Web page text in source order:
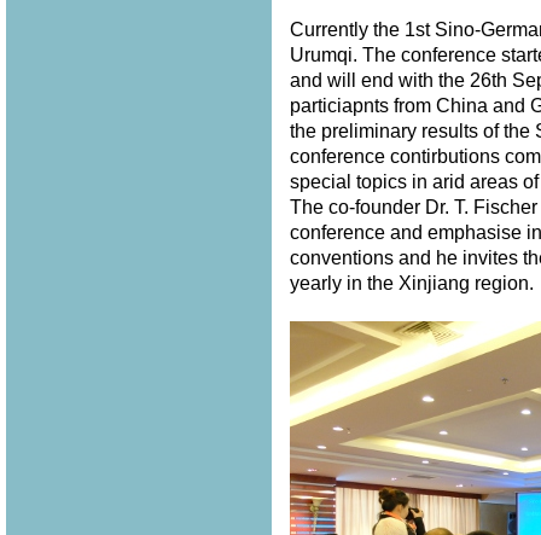
Currently the 1st Sino-
Urumqi. The conference
and will end with the 26th
particiapnts from China and
the preliminary results of the
conference contirbutions
special topics in arid areas
The co-founder Dr. T.
conference and emphasise
conventions and he invites
yearly in the Xinjiang